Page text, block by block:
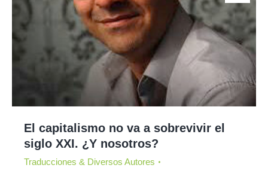
El capitalismo no va a sobrevivir el
siglo XXI. ¿Y nosotros?
Traducciones & Diversos Autores